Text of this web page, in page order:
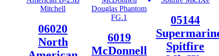
06020
North
6019
McDonnell
05144
Spitfire